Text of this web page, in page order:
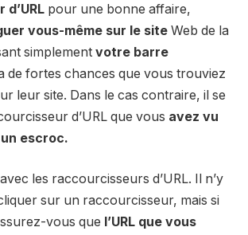
pour une bonne affaire,
vous-même sur le site Web de la
simplement votre barre
de fortes chances que vous trouviez
leur site. Dans le cas contraire, il se
d’URL que vous avez vu
escroc.
les raccourcisseurs d’URL. Il n’y
sur un raccourcisseur, mais si
vous que l’URL que vous